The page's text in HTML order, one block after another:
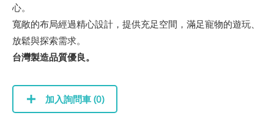
心。
寬敞的布局經過精心設計，提供充足空間，滿足寵物的遊玩、
放鬆與探索需求。
台灣製造品質優良。
加入詢問車 (0)